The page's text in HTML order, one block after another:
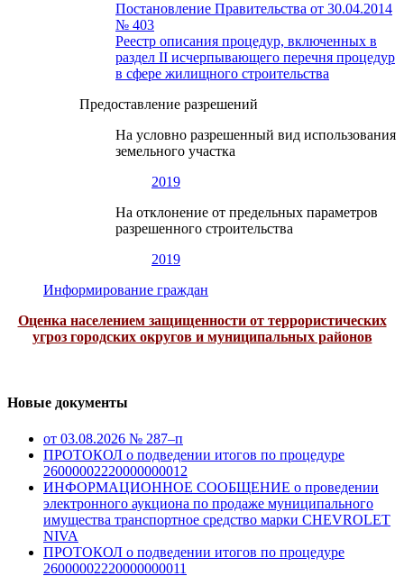
Постановление Правительства от 30.04.2014
№ 403
Реестр описания процедур, включенных в
раздел II исчерпывающего перечня процедур
в сфере жилищного строительства
Предоставление разрешений
На условно разрешенный вид использования
земельного участка
2019
На отклонение от предельных параметров
разрешенного строительства
2019
Информирование граждан
Оценка населением защищенности от террористических
угроз городских округов и муниципальных районов
Новые документы
от 03.08.2026 № 287–п
ПРОТОКОЛ о подведении итогов по процедуре
26000002220000000012
ИНФОРМАЦИОННОЕ СООБЩЕНИЕ о проведении
электронного аукциона по продаже муниципального
имущества транспортное средство марки CHEVROLET
NIVA
ПРОТОКОЛ о подведении итогов по процедуре
26000002220000000011